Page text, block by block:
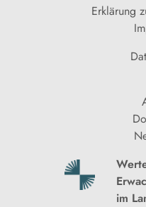
Erklärung
im